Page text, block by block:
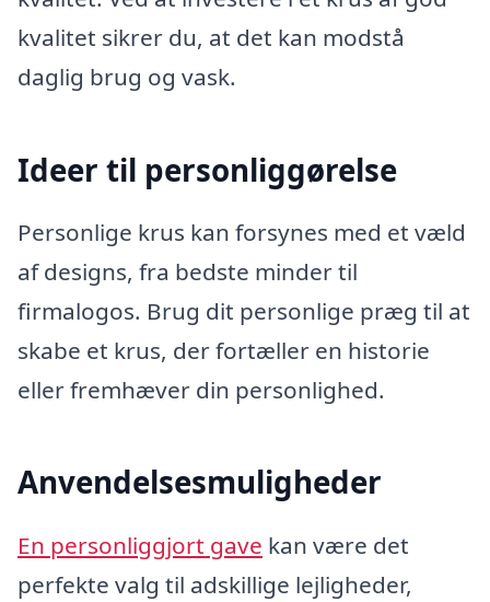
kvalitet sikrer du, at det kan modstå
daglig brug og vask.
Ideer til personliggørelse
Personlige krus kan forsynes med et væld
af designs, fra bedste minder til
firmalogos. Brug dit personlige præg til at
skabe et krus, der fortæller en historie
eller fremhæver din personlighed.
Anvendelsesmuligheder
En personliggjort gave kan være det
perfekte valg til adskillige lejligheder,